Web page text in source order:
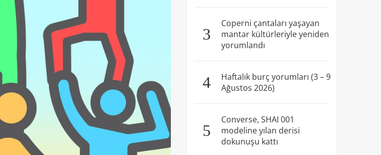
3
Coperni çantaları yaşayan
mantar kültürleriyle yeniden
yorumlandı
4
Haftalık burç yorumları (3 – 9
Ağustos 2026)
5
Converse, SHAI 001
modeline yılan derisi
dokunuşu kattı